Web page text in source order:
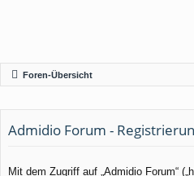
Foren-Übersicht
Admidio Forum -
Mit dem Zugriff auf „Admidio Forum“